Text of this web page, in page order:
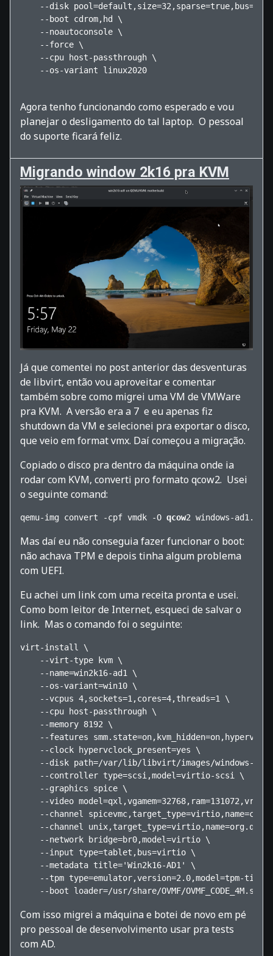
--disk
    --boot cdrom,hd \
    --noautoconsole \
    --force \
    --cpu host-passthrough \
    --os-variant linux2020
Agora tenho funcionando como esperado e vou
planejar o desligamento do tal laptop. O pessoal
do suporte ficará feliz.
Migrando window 2k16 pra KVM
Já que comentei no post anterior das desventuras
de libvirt, então vou aproveitar e comentar
também sobre como migrei uma VM de VMWare
pra KVM. A versão era a 7 e eu apenas fiz
shutdown da VM e selecionei pra exportar o disco,
que veio em format vmx. Daí começou a migração.
Copiado o disco pra dentro da máquina onde ia
rodar com KVM, converti pro formato qcow2. Usei
o seguinte comand:
qemu-img convert -cpf vmdk -O qcow2 windows-
Mas daí eu não conseguia fazer funcionar o boot:
não achava TPM e depois tinha algum problema
com UEFI.
Eu achei um link com uma receita pronta e usei.
Como bom leitor de Internet, esqueci de salvar o
link. Mas o comando foi o seguinte:
virt-install \
    --virt-type kvm \
    --name=win2k16-ad1 \
    --os-variant=win10 \
    --vcpus 4,sockets=1,cores=4,threads=1 \
    --cpu host-passthrough \
    --memory 8192 \
--features
    --clock hypervclock_present=yes \
--disk path=/var/lib/libvirt/images/windows-
    --controller type=scsi,model=virtio-scsi \
    --graphics spice \
--video
--channel
--channel
    --network bridge=br0,model=virtio \
    --input type=tablet,bus=virtio \
    --metadata title='Win2k16-AD1' \
    --tpm type=emulator,version=2.0,model=tpm-tis \
--boot loader=/usr/share/OVMF/
Com isso migrei a máquina e botei de novo em pé
pro pessoal de desenvolvimento usar pra tests
com AD.